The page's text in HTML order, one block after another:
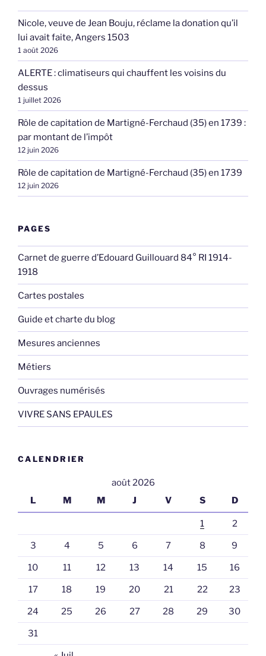
Nicole, veuve de Jean Bouju, réclame la donation qu’il
lui avait faite, Angers 1503
1 août 2026
ALERTE : climatiseurs qui chauffent les voisins du
dessus
1 juillet 2026
Rôle de capitation de Martigné-Ferchaud (35) en 1739 :
par montant de l’impôt
12 juin 2026
Rôle de capitation de Martigné-Ferchaud (35) en 1739
12 juin 2026
PAGES
Carnet de guerre d’Edouard Guillouard 84° RI 1914-
1918
Cartes postales
Guide et charte du blog
Mesures anciennes
Métiers
Ouvrages numérisés
VIVRE SANS EPAULES
CALENDRIER
août 2026
L
M M J V S D
1 2
3 4 5 6 7 8 9
10 11 12 13 14 15 16
17 18 19 20 21 22 23
24 25 26 27 28 29 30
31